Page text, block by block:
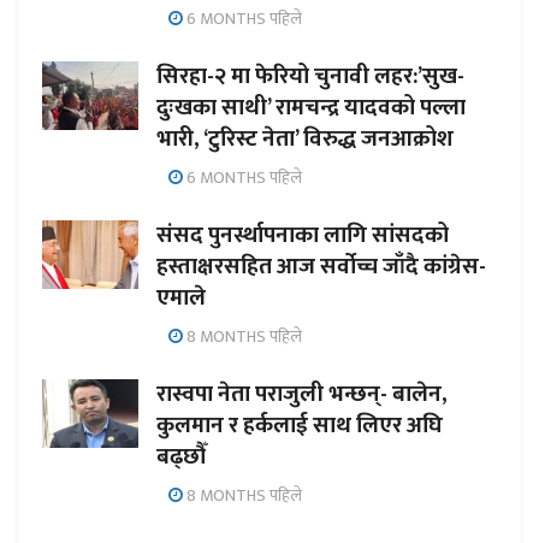
6 MONTHS पहिले
सिरहा-२ मा फेरियो चुनावी लहर:’सुख-
दुःखका साथी’ रामचन्द्र यादवको पल्ला
भारी, ‘टुरिस्ट नेता’ विरुद्ध जनआक्रोश
6 MONTHS पहिले
संसद पुनर्स्थापनाका लागि सांसदको
हस्ताक्षरसहित आज सर्वोच्च जाँदै कांग्रेस-
एमाले
8 MONTHS पहिले
रास्वपा नेता पराजुली भन्छन्- बालेन,
कुलमान र हर्कलाई साथ लिएर अघि
बढ्छौँ
8 MONTHS पहिले